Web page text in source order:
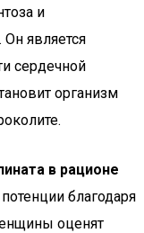
и
Он является
сердечной
организм
в рационе
благодаря
оценят